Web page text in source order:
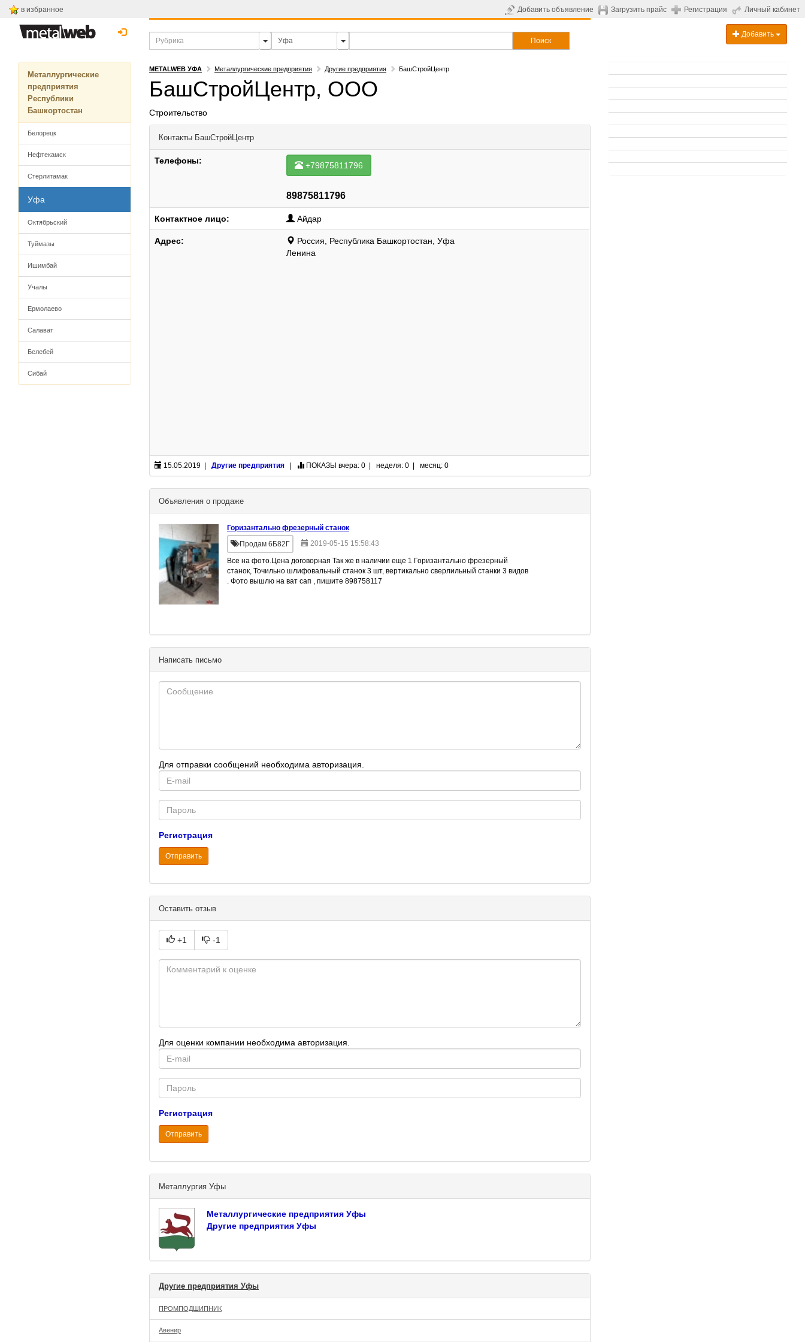
в избранное Добавить объявление Загрузить прайс Регистрация Личный кабинет
Поиск
Добавить
Металлургические
предприятия
Республики
Башкортостан
Белорецк
Нефтекамск
Стерлитамак
Уфа
Октябрьский
Туймазы
Ишимбай
Учалы
Ермолаево
Салават
Белебей
Сибай
METALWEB УФА Металлургические предприятия Другие предприятия БашСтройЦентр
БашСтройЦентр, ООО
Строительство
Контакты БашСтройЦентр
Телефоны: +79875811796
89875811796
Контактное лицо: Айдар
Адрес:
Россия, Республика Башкортостан, Уфа
Ленина
15.05.2019 | Другие предприятия ПОКАЗЫ вчера: 0 | неделя: 0 | месяц: 0
Объявления о продаже
Горизантально фрезерный станок
Продам 6Б82Г
2019-05-15 15:58:43
Все на фото.Цена договорная Так же в наличии еще 1 Горизантально фрезерный
станок, Точильно шлифовальный станок 3 шт, вертикально сверлильный станки 3 видов
. Фото вышлю на ват сап , пишите 898758117
Написать письмо
Для отправки сообщений необходима авторизация.
mail
Password
Регистрация
Отправить
Оставить отзыв
+1 -1
Для оценки компании необходима авторизация.
mail
Password
Регистрация
Отправить
Металлургия Уфы
Металлургические предприятия Уфы
Другие предприятия Уфы
Другие предприятия Уфы
ПРОМПОДШИПНИК
Авенир